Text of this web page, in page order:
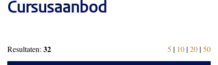
Cursusaanbod
Resultaten: 32 5 | 10 |20 |50